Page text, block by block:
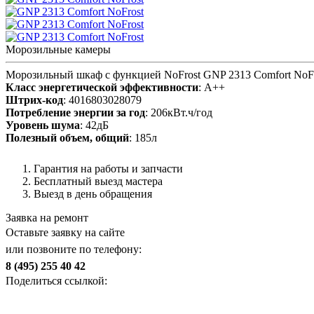
Морозильные камеры
Морозильный шкаф с функцией NoFrost GNP 2313 Comfort
Класс энергетической эффективности: A++
Штрих-код: 4016803028079
Потребление энергии за год: 206кВт.ч/год
Уровень шума: 42дБ
Полезный объем, общий: 185л
Гарантия на работы и запчасти
Бесплатный выезд мастера
Выезд в день обращения
Заявка на ремонт
Оставьте заявку на сайте
или позвоните по телефону:
8 (495) 255 40 42
Поделиться ссылкой: